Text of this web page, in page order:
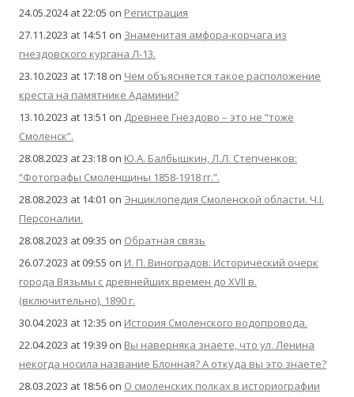
24.05.2024 at 22:05 on Регистрация
27.11.2023 at 14:51 on Знаменитая амфора-корчага из
гнездовского кургана Л-13.
23.10.2023 at 17:18 on Чем объясняется такое расположение
креста на памятнике Адамини?
13.10.2023 at 13:51 on Древнее Гнездово – это не “тоже
Смоленск”.
28.08.2023 at 23:18 on Ю.А. Балбышкин, Л.Л. Степченков:
“Фотографы Смоленщины 1858-1918 гг.”.
28.08.2023 at 14:01 on Энциклопедия Смоленской области. Ч.I.
Персоналии.
28.08.2023 at 09:35 on Обратная связь
26.07.2023 at 09:55 on И. П. Виноградов: Исторический очерк
города Вязьмы с древнейших времен до XVII в.
(включительно), 1890 г.
30.04.2023 at 12:35 on История Смоленского водопровода.
22.04.2023 at 19:39 on Вы наверняка знаете, что ул. Ленина
некогда носила название Блонная? А откуда вы это знаете?
28.03.2023 at 18:56 on О смоленских полках в историографии